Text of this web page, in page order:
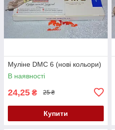
Муліне DMC 6 (нові кольори)
В наявності
24,25 ₴ 25 ₴
Купити